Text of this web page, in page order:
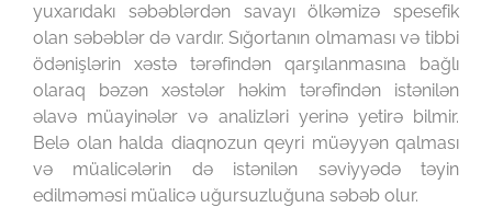
yuxarıdakı səbəblərdən savayı ölkəmizə spesefik
olan səbəblər də vardır. Sığortanın olmaması və tibbi
ödənişlərin xəstə tərəfindən qarşılanmasına bağlı
olaraq bəzən xəstələr həkim tərəfindən istənilən
əlavə müayinələr və analizləri yerinə yetirə bilmir.
Belə olan halda diaqnozun qeyri müəyyən qalması
və müalicələrin də istənilən səviyyədə təyin
edilməməsi müalicə uğursuzluğuna səbəb olur.